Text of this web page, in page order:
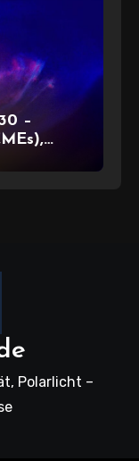
–
Polarlicht –